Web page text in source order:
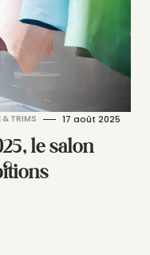
& TRIMS 17 août 2025
le salon